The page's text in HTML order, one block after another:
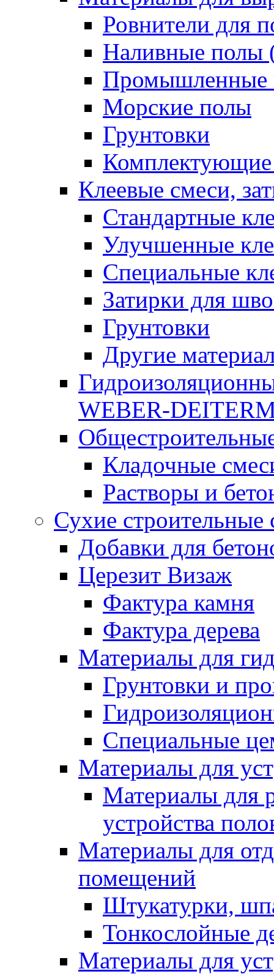
Ровнители для
Наливные полы
Промышленные
Морские полы
Грунтовки
Клеевые смеси,
Стандартные
Улучшенные
Специальные
Затирки для
Грунтовки
Другие
WEBER-
Кладочные
Растворы и
Сухие строительные
Добавки для
Церезит Визаж
Фактура камня
Фактура дерева
Материалы для
Грунтовки и
Специальные
Материалы для
Материалы для
устройства
Материалы для
помещений
Штукатурки,
Тонкослойные
Материалы для